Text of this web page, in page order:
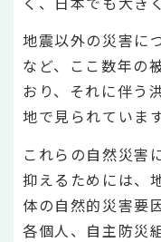
地震以外の災害に
など、ここ数年の
おり、それに伴う
地で見られています
これらの自然災害
抑えるためには、
体の自然的災害要
各個人、自主防災